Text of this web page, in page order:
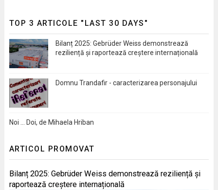
TOP 3 ARTICOLE "LAST 30 DAYS"
Bilanț 2025: Gebrüder Weiss demonstrează
reziliență și raportează creștere internațională
Domnu Trandafir - caracterizarea personajului
Noi … Doi, de Mihaela Hriban
ARTICOL PROMOVAT
Bilanț 2025: Gebrüder Weiss demonstrează reziliență și
raportează creștere internațională